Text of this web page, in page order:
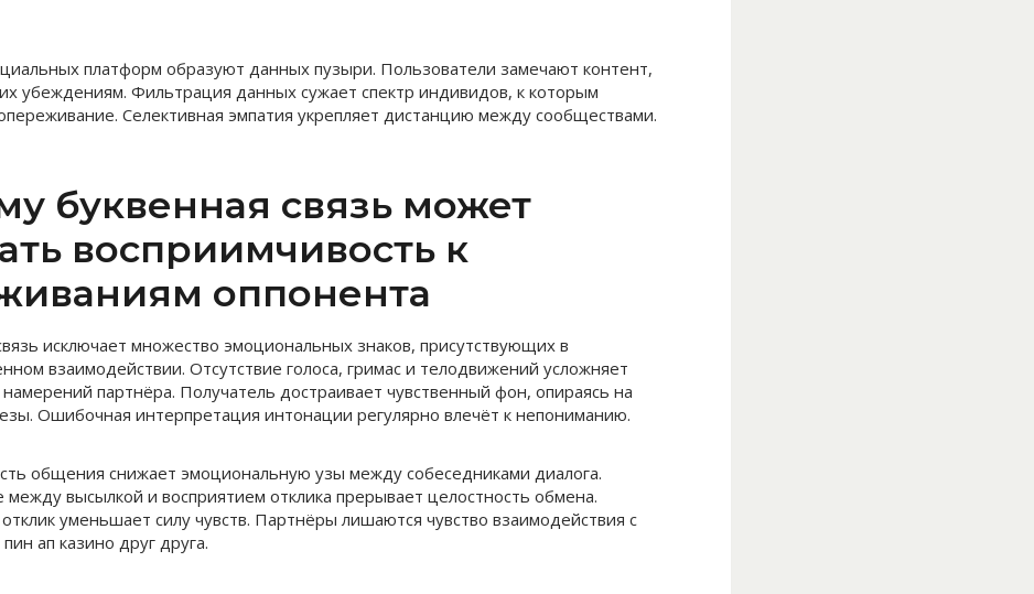
платформ образуют данных пузыри. Пользователи замечают контент,
убеждениям. Фильтрация данных сужает спектр индивидов, к которым
Селективная эмпатия укрепляет дистанцию между сообществами.
буквенная связь может
восприимчивость к
оппонента
исключает множество эмоциональных знаков, присутствующих в
взаимодействии. Отсутствие голоса, гримас и телодвижений усложняет
партнёра. Получатель достраивает чувственный фон, опираясь на
Ошибочная интерпретация интонации регулярно влечёт к непониманию.
общения снижает эмоциональную узы между собеседниками диалога.
высылкой и восприятием отклика прерывает целостность обмена.
уменьшает силу чувств. Партнёры лишаются чувство взаимодействия с
ап казино друг друга.